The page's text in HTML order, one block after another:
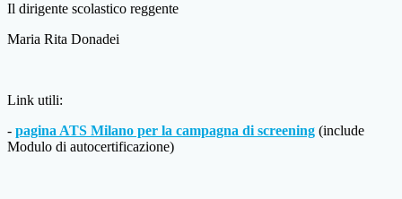
Il dirigente scolastico reggente
Maria Rita Donadei
Link utili:
- pagina ATS Milano per la campagna di screening (include
Modulo di autocertificazione)